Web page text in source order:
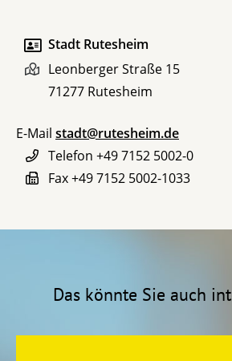
Stadt Rutesheim
Leonberger Straße 15
71277 Rutesheim
E-Mail stadt@rutesheim.de
Telefon +49 7152 5002-0
Fax+49 7152 5002-1033
Das könnte Sie auch